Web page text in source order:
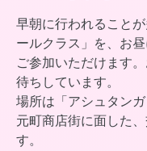
早朝に行われること
ールクラス」を、お
ご参加いただけます
待ちしています。
場所は「アシュタン
元町商店街に面した
す。